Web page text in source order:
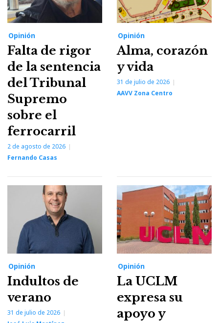
Opinión
Falta de rigor
de la sentencia
del Tribunal
Supremo
sobre el
ferrocarril
2 de agosto de 2026
Fernando Casas
Opinión
Alma, corazón
y vida
31 de julio de 2026
AAVV Zona Centro
Opinión
Indultos de
verano
31 de julio de 2026
Opinión
La UCLM
expresa su
apoyo y